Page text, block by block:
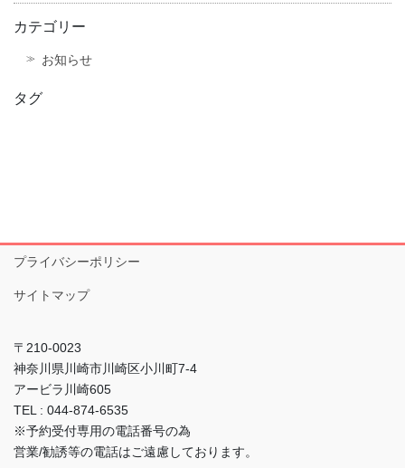
カテゴリー
お知らせ
タグ
プライバシーポリシー
サイトマップ
〒210-0023
神奈川県川崎市川崎区小川町7-4
アービラ川崎605
TEL : 044-874-6535
※予約受付専用の電話番号の為
営業/勧誘等の電話はご遠慮しております。